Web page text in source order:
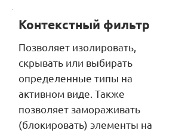
Контекстный фильтр
Позволяет изолировать,
скрывать или выбирать
определенные типы на
активном виде. Также
позволяет замораживать
(блокировать) элементы на